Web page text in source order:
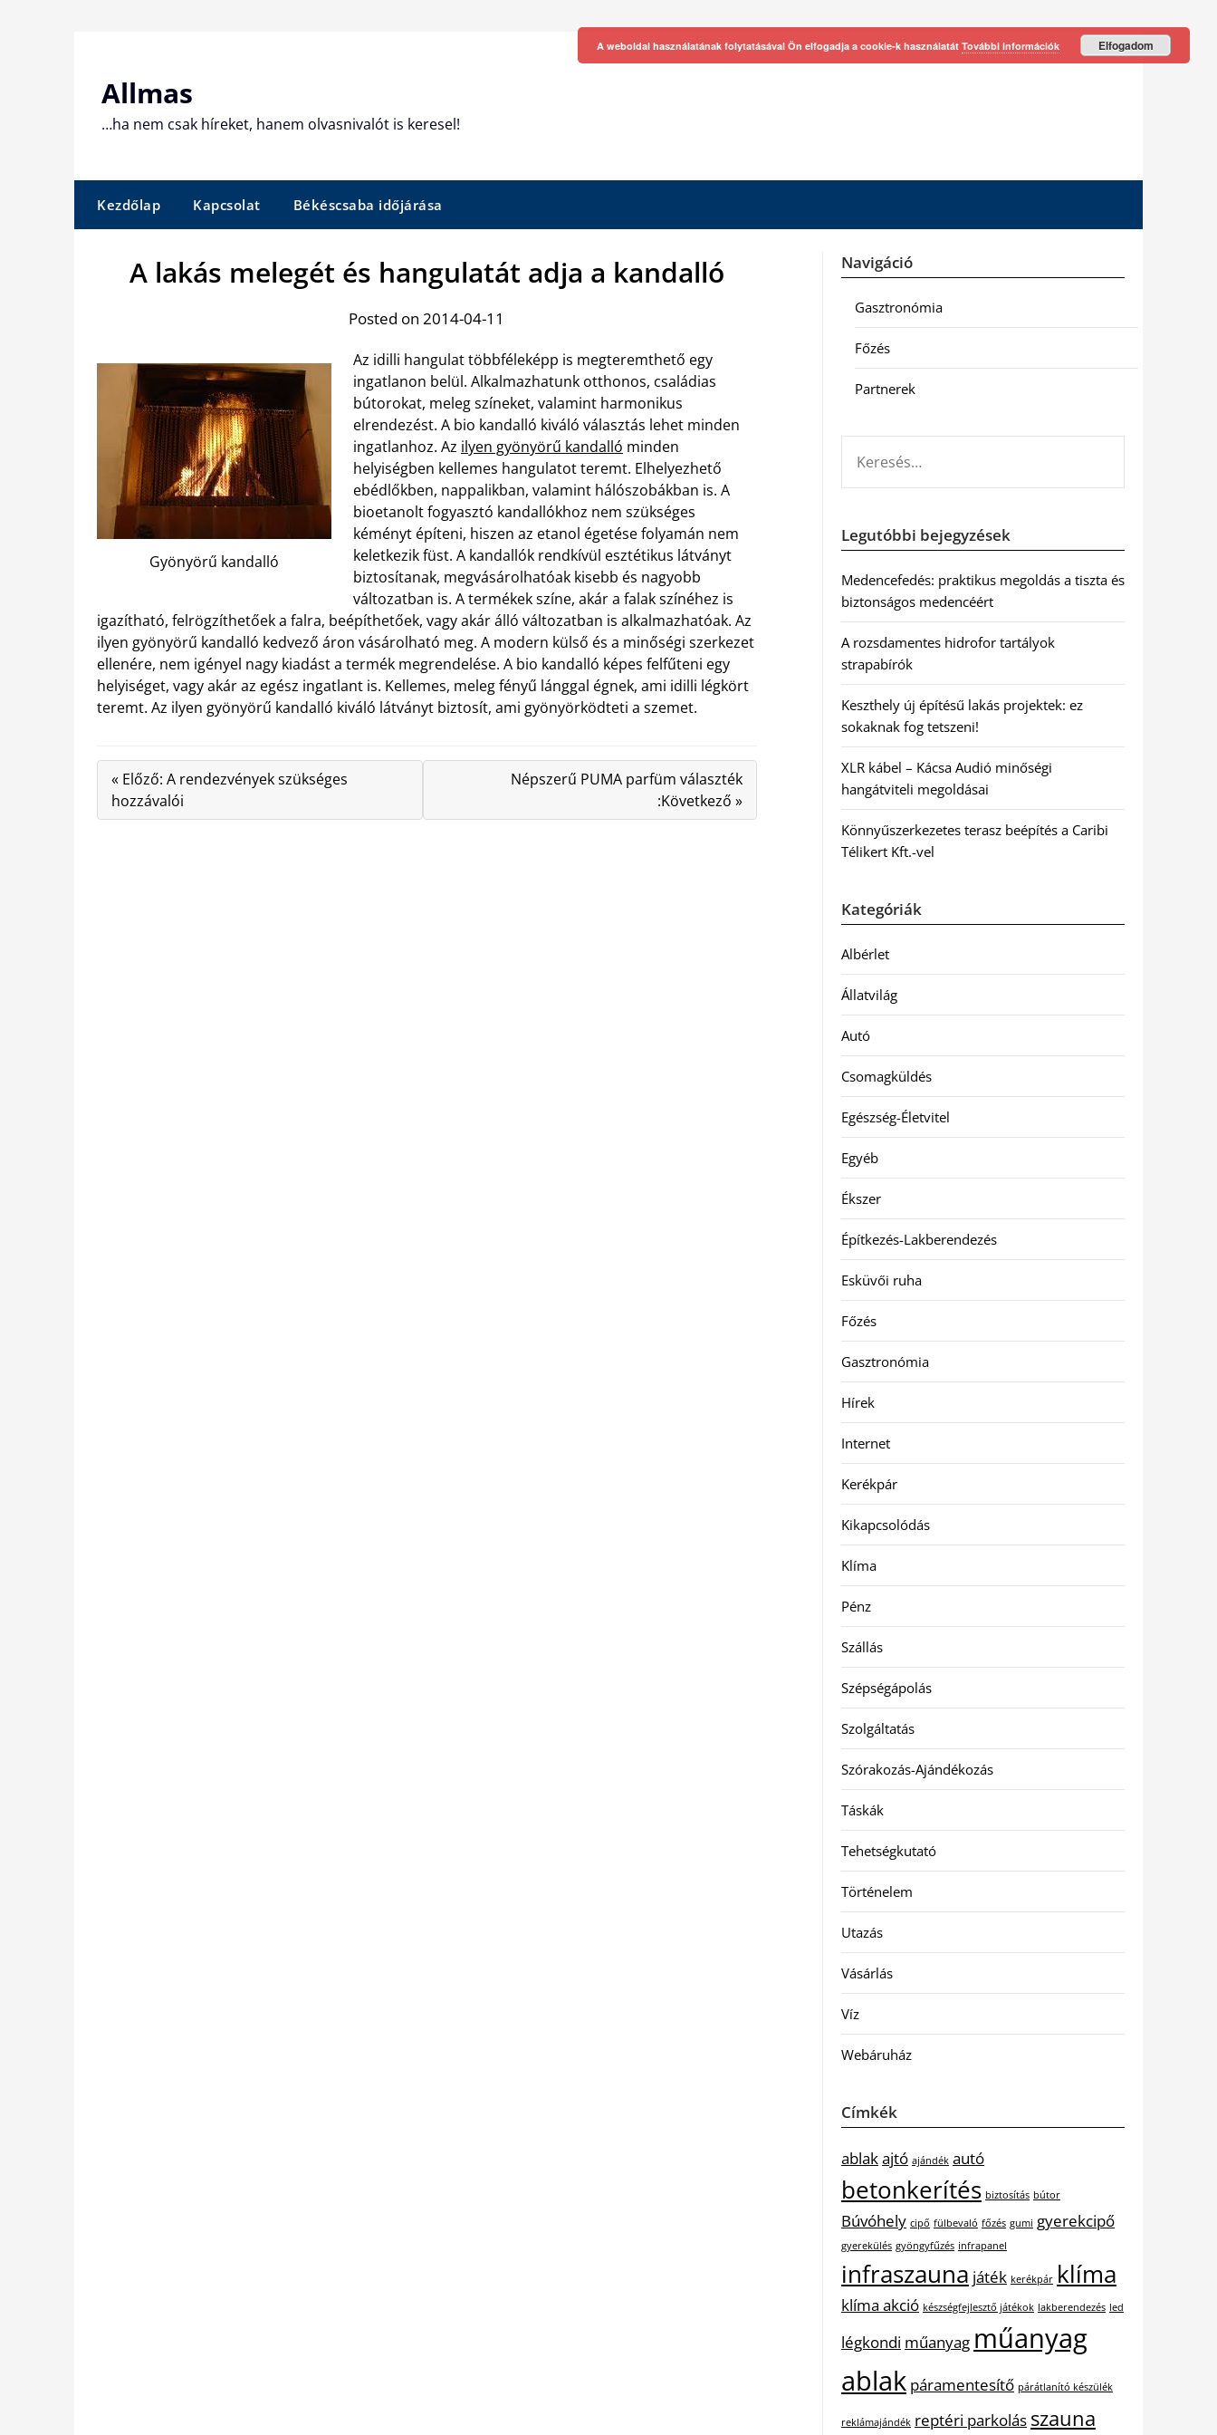
Allmas
…ha nem csak híreket, hanem olvasnivalót is keresel!
Kezdőlap Kapcsolat Békéscsaba időjárása
A lakás melegét és hangulatát adja a kandalló
Posted on 2014-04-11
Gyönyörű kandalló
Az idilli hangulat többféleképp is megteremthető egy
ingatlanon belül. Alkalmazhatunk otthonos, családias
bútorokat, meleg színeket, valamint harmonikus
elrendezést. A bio kandalló kiváló választás lehet minden
ingatlanhoz. Az ilyen gyönyörű kandalló minden
helyiségben kellemes hangulatot teremt. Elhelyezhető
ebédlőkben, nappalikban, valamint hálószobákban is. A
bioetanolt fogyasztó kandallókhoz nem szükséges
kéményt építeni, hiszen az etanol égetése folyamán nem
keletkezik füst. A kandallók rendkívül esztétikus látványt
biztosítanak, megvásárolhatóak kisebb és nagyobb
változatban is. A termékek színe, akár a falak színéhez is
igazítható, felrögzíthetőek a falra, beépíthetőek, vagy akár álló változatban is alkalmazhatóak. Az
ilyen gyönyörű kandalló kedvező áron vásárolható meg. A modern külső és a minőségi szerkezet
ellenére, nem igényel nagy kiadást a termék megrendelése. A bio kandalló képes felfűteni egy
helyiséget, vagy akár az egész ingatlant is. Kellemes, meleg fényű lánggal égnek, ami idilli légkört
teremt. Az ilyen gyönyörű kandalló kiváló látványt biztosít, ami gyönyörködteti a szemet.
« Előző: A rendezvények szükséges
hozzávalói
Népszerű PUMA parfüm választék
:Következő »
Navigáció
Gasztronómia
Főzés
Partnerek
Legutóbbi bejegyzések
Medencefedés: praktikus megoldás a tiszta és
biztonságos medencéért
A rozsdamentes hidrofor tartályok
strapabírók
Keszthely új építésű lakás projektek: ez
sokaknak fog tetszeni!
XLR kábel – Kácsa Audió minőségi
hangátviteli megoldásai
Könnyűszerkezetes terasz beépítés a Caribi
Télikert Kft.-vel
Kategóriák
Albérlet
Állatvilág
Autó
Csomagküldés
Egészség-Életvitel
Egyéb
Ékszer
Építkezés-Lakberendezés
Esküvői ruha
Főzés
Gasztronómia
Hírek
Internet
Kerékpár
Kikapcsolódás
Klíma
Pénz
Szállás
Szépségápolás
Szolgáltatás
Szórakozás-Ajándékozás
Táskák
Tehetségkutató
Történelem
Utazás
Vásárlás
Víz
Webáruház
Címkék
ablakajtó ajándék autó
betonkerítés biztosítás bútor
Búvóhely cipő fülbevaló főzés gumi gyerekcipő
gyerekülés gyöngyfűzés infrapanel
infraszauna játék kerékpár klíma
klíma akció készségfejlesztő játékok lakberendezés led
légkondi műanyag műanyag
ablak páramentesítő párátlanító készülék
reklámajándék reptéri parkolás szauna
A weboldal használatának folytatásával Ön elfogadja a cookie-k használatát További információk Elfogadom